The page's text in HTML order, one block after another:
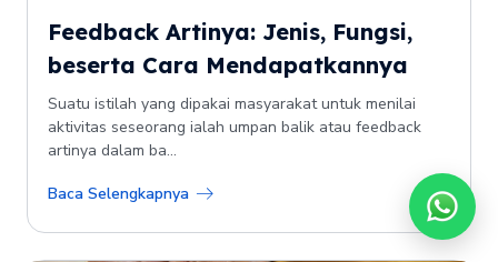
Feedback Artinya: Jenis, Fungsi,
beserta Cara Mendapatkannya
Suatu istilah yang dipakai masyarakat untuk menilai
aktivitas seseorang ialah umpan balik atau feedback
artinya dalam ba...
Baca Selengkapnya